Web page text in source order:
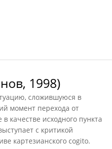
1998)
сложившуюся в
момент перехода от
качестве исходного пункта
с критикой
картезианского cogito.